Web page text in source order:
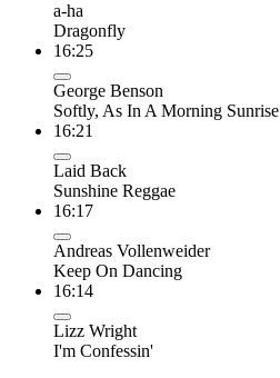
a-ha
Dragonfly
16:25
George Benson
Softly, As In A Morning Sunrise
16:21
Laid Back
Sunshine Reggae
16:17
Andreas Vollenweider
Keep On Dancing
16:14
Lizz Wright
I'm Confessin'